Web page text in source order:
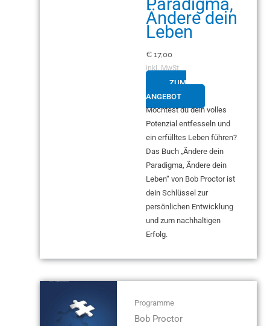
Ändere dein
Leben
€ 17,00
inkl. MwSt.
ZUM
ANGEBOT
Möchtest du dein volles
Potenzial entfesseln und
ein erfülltes Leben führen?
Das Buch „Ändere dein
Paradigma, Ändere dein
Leben“ von Bob Proctor ist
dein Schlüssel zur
persönlichen Entwicklung
und zum nachhaltigen
Erfolg.
Programme
Bob Proctor